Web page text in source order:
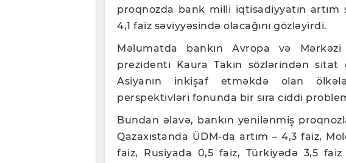
proqnozda bank milli iqtisadiyyatın artım
4,1 faiz səviyyəsində olacağını gözləyirdi.
Məlumatda bankın Avropa və
prezidenti Kaura Takın sözlərindən
Asiyanın inkişaf etməkdə olan
perspektivləri fonunda bir sıra ciddi
Bundan əlavə, bankın yenilənmiş
Qazaxıstanda ÜDM-da artım – 4,3 faiz,
faiz, Rusiyada 0,5 faiz, Türkiyədə 3,5